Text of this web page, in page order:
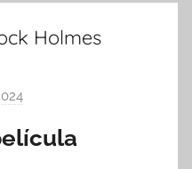
Holmes
r